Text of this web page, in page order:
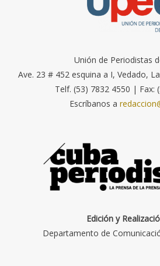
Unión de Periodistas
Ave. 23 # 452 esquina a I, Vedado,
Telf. (53) 7832 4550 | Fax:
Escríbanos a
Edición y
Departamento de